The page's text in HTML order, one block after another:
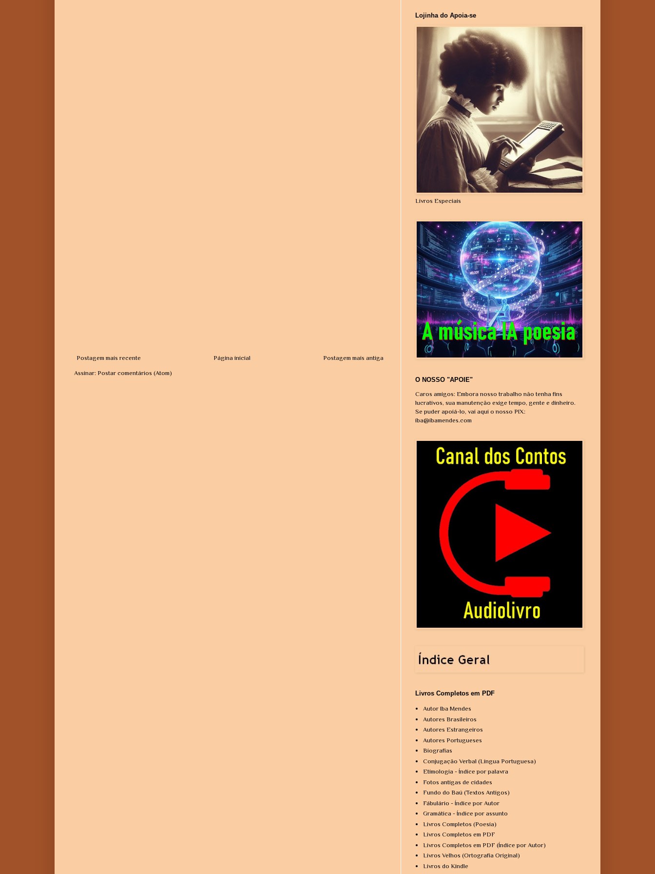
Postagem mais recente Postagem mais antiga
Página inicial
Assinar: Postar comentários (Atom)
Lojinha do Apoia-se
Livros Especiais
O NOSSO "APOIE"
Caros amigos: Embora nosso trabalho não tenha fins
lucrativos, sua manutenção exige tempo, gente e dinheiro.
Se puder apoiá-lo, vai aqui o nosso PIX:
iba@ibamendes.com
Livros Completos em PDF
Autor Iba Mendes
Autores Brasileiros
Autores Estrangeiros
Autores Portugueses
Biografias
Conjugação Verbal (Língua Portuguesa)
Etimologia - Índice por palavra
Fotos antigas de cidades
Fundo do Baú (Textos Antigos)
Fábulário - Índice por Autor
Gramática - Índice por assunto
Livros Completos (Poesia)
Livros Completos em PDF
Livros Completos em PDF (Índice por Autor)
Livros Velhos (Ortografia Original)
Livros do Kindle